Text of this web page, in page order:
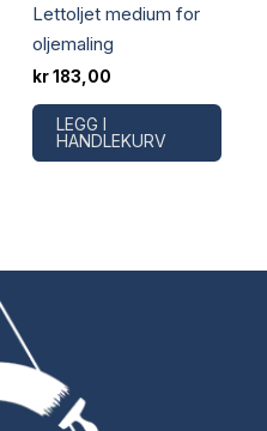
Lettoljet medium for
oljemaling
kr183,00
LEGG I
HANDLEKURV